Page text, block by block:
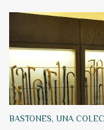
BASTONES, UNA